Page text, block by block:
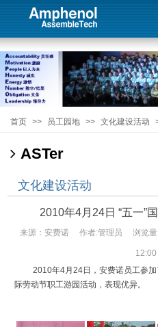
首页 >> 员工园地 >> 文化建设活动
ASTer
文化建设活动
2010年4月24日 “五一”
来源：安费诺 作者:管理员 浏览
12:00
2010年4月24日，安费诺员工参加
际劳动节职工游园活动，表现优异。